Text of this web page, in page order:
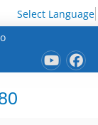
Select Language